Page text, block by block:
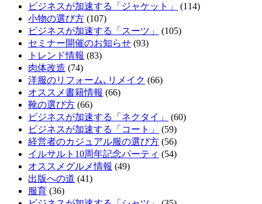
ビジネスが加速する「ジャケット」
(114)
小物の選び方 (107)
ビジネスが加速する「スーツ」
(105)
セミナー開催のお知らせ (93)
トレンド情報 (83)
肉体改造 (74)
洋服のリフォーム､リメイク (66)
オススメ書籍情報 (66)
靴の選び方 (66)
ビジネスが加速する「ネクタイ」
(60)
ビジネスが加速する「コート」
(59)
経営者のカジュアル服の選び方 (56)
イルサルト10周年記念パーティ (54)
オススメグルメ情報 (49)
出版への道 (41)
服育 (36)